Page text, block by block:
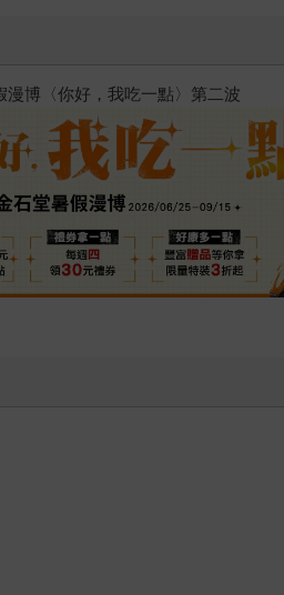
校第一美少女商量彼此摯友的戀愛